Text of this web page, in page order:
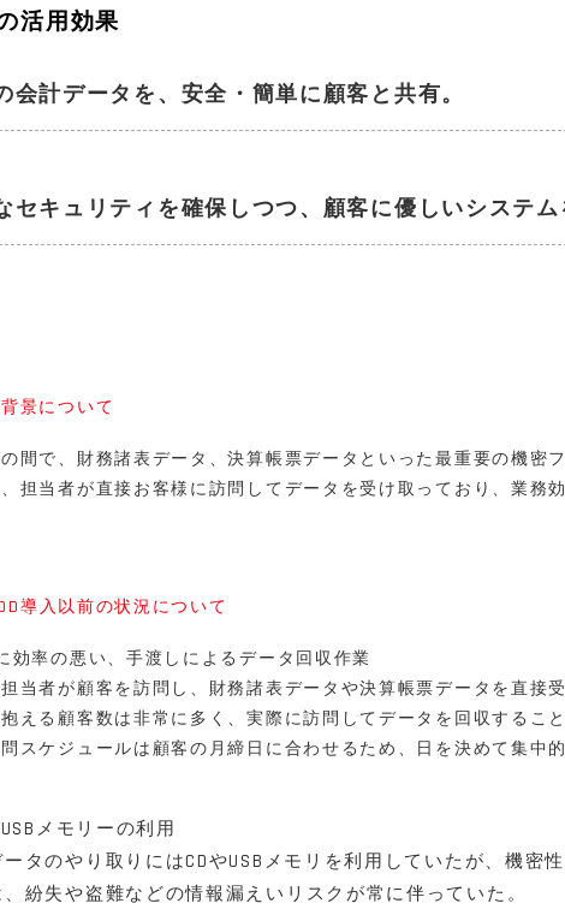
の活用効果
会計データを、安全・簡単に顧客と共有。
セキュリティを確保しつつ、顧客に優しいシステム
景について
間で、財務諸表データ、決算帳票データといった最重要の機密
担当者が直接お客様に訪問してデータを受け取っており、業務
導入以前の状況について
効率の悪い、手渡しによるデータ回収作業
当者が顧客を訪問し、財務諸表データや決算帳票データを直接
える顧客数は非常に多く、実際に訪問してデータを回収するこ
スケジュールは顧客の月締日に合わせるため、日を決めて集中
メモリーの利用
タのやり取りにはCDやUSBメモリを利用していたが、機密
、紛失や盗難などの情報漏えいリスクが常に伴っていた。